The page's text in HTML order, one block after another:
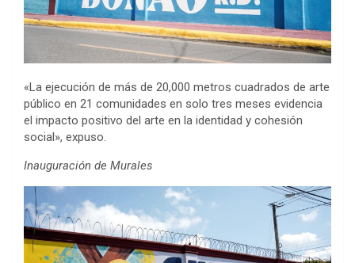
«La ejecución de más de 20,000 metros cuadrados de arte
público en 21 comunidades en solo tres meses evidencia
el impacto positivo del arte en la identidad y cohesión
social», expuso.
Inauguración de Murales